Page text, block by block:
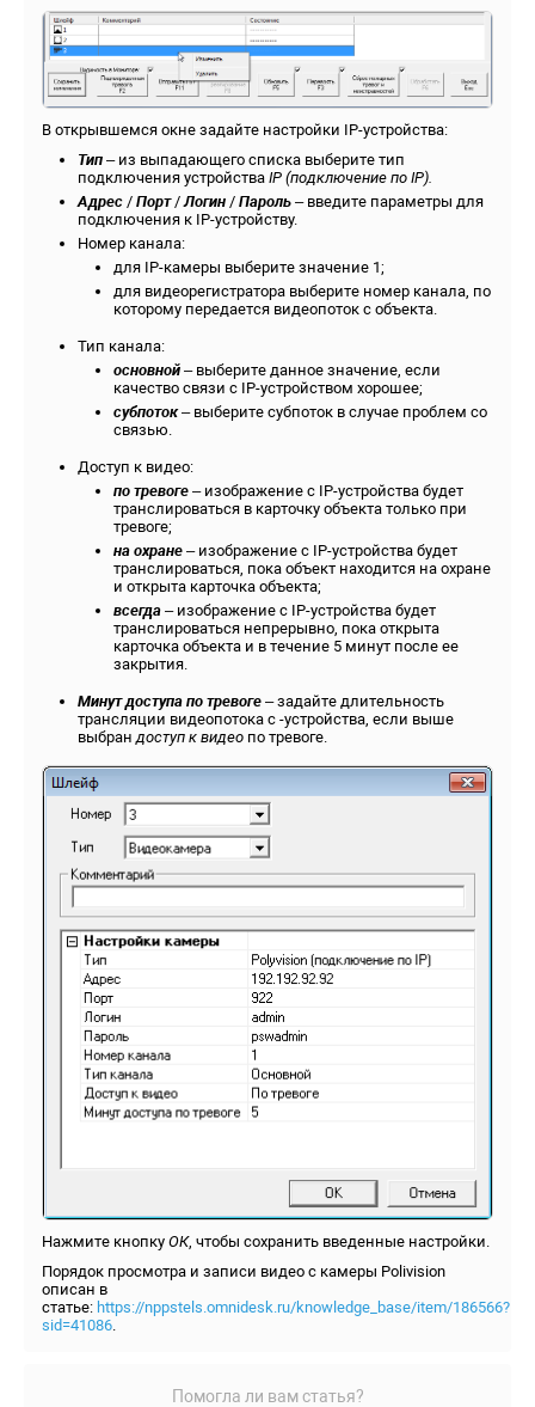
В открывшемся окне задайте настройки IP-устройства:
Тип – из выпадающего списка выберите тип
подключения устройства IP (подключение по IP).
Адрес / Порт/Логин / Пароль – введите параметры для
подключения к IP-устройству.
Номер канала:
для IP-камеры выберите значение 1;
для видеорегистратора выберите номер канала, по
которому передается видеопоток с объекта.
Тип канала:
основной – выберите данное значение, если
качество связи с IP-устройством хорошее;
субпоток– выберите субпоток в случае проблем со
связью.
Доступ к видео:
по тревоге – изображение с IP-устройства будет
транслироваться в карточку объекта только при
тревоге;
на охране – изображение с IP-устройства будет
транслироваться, пока объект находится на охране
и открыта карточка объекта;
всегда – изображение с IP-устройства будет
транслироваться непрерывно, пока открыта
карточка объекта и в течение 5 минут после ее
закрытия.
Минут доступа по тревоге – задайте длительность
трансляции видеопотока с -устройства, если выше
выбран доступ к видео по тревоге.
Нажмите кнопку ОК, чтобы сохранить введенные настройки.
Порядок просмотра и записи видео с камеры Polivision
описан в
статье: https://nppstels.omnidesk.ru/knowledge_base/item/186566?
sid=41086
Помогла ли вам статья?